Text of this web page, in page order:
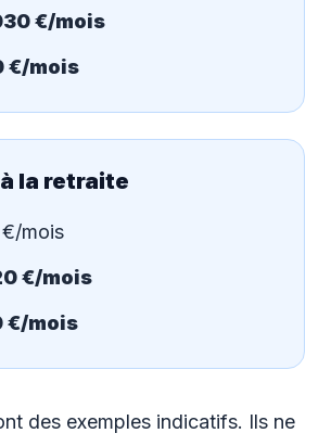
€/mois
€/mois
la retraite
€/mois
€/mois
€/mois
des exemples indicatifs. Ils ne